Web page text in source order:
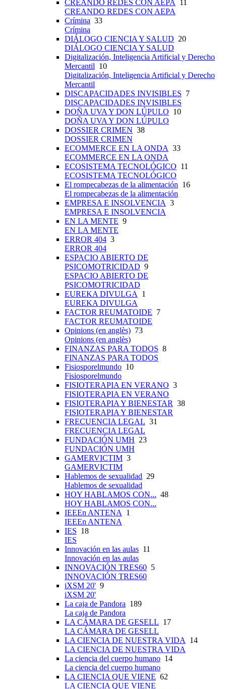
CREANDO REDES CON AEPA 11
CREANDO REDES CON AEPA
Crímina 33
Crímina
DIÁLOGO CIENCIA Y SALUD 20
DIÁLOGO CIENCIA Y SALUD
Digitalización, Inteligencia Artificial y Derecho
Mercantil 10
Digitalización, Inteligencia Artificial y Derecho
Mercantil
DISCAPACIDADES INVISIBLES 7
DISCAPACIDADES INVISIBLES
DOÑA UVA Y DON LÚPULO 10
DOÑA UVA Y DON LÚPULO
DOSSIER CRIMEN 38
DOSSIER CRIMEN
ECOMMERCE EN LA ONDA 33
ECOMMERCE EN LA ONDA
ECOSISTEMA TECNOLÓGICO 11
ECOSISTEMA TECNOLÓGICO
El rompecabezas de la alimentación 16
El rompecabezas de la alimentación
EMPRESA E INSOLVENCIA 3
EMPRESA E INSOLVENCIA
EN LA MENTE 9
EN LA MENTE
ERROR 404 3
ERROR 404
ESPACIO ABIERTO DE
PSICOMOTRICIDAD 9
ESPACIO ABIERTO DE
PSICOMOTRICIDAD
EUREKA DIVULGA 1
EUREKA DIVULGA
FACTOR REUMATOIDE 7
FACTOR REUMATOIDE
Opinions (en anglès) 73
Opinions (en anglès)
FINANZAS PARA TODOS 8
FINANZAS PARA TODOS
Fisiosporelmundo 10
Fisiosporelmundo
FISIOTERAPIA EN VERANO 3
FISIOTERAPIA EN VERANO
FISIOTERAPIA Y BIENESTAR 38
FISIOTERAPIA Y BIENESTAR
FRECUENCIA LEGAL 31
FRECUENCIA LEGAL
FUNDACIÓN UMH 23
FUNDACIÓN UMH
GAMERVICTIM 3
GAMERVICTIM
Hablemos de sexualidad 29
Hablemos de sexualidad
HOY HABLAMOS CON... 48
HOY HABLAMOS CON...
IEEEn ANTENA 1
IEEEn ANTENA
IES 18
IES
Innovación en las aulas 11
Innovación en las aulas
INNOVACIÓN TRES60 5
INNOVACIÓN TRES60
iXSM 20' 9
iXSM 20'
La caja de Pandora 189
La caja de Pandora
LA CÁMARA DE GESELL 17
LA CÁMARA DE GESELL
LA CIENCIA DE NUESTRA VIDA 14
LA CIENCIA DE NUESTRA VIDA
La ciencia del cuerpo humano 14
La ciencia del cuerpo humano
LA CIENCIA QUE VIENE 62
LA CIENCIA QUE VIENE